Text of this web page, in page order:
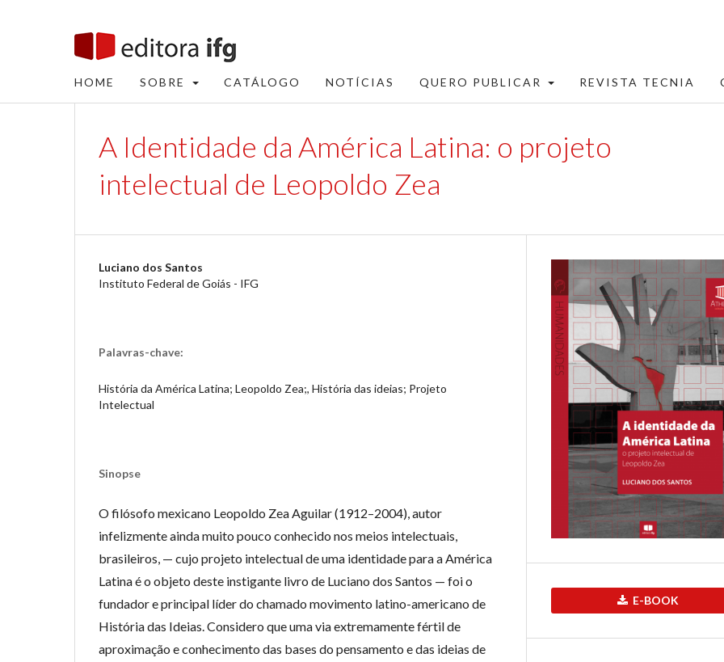
HOME SOBRE CATÁLOGO NOTÍCIAS QUERO PUBLICAR REVISTA TECNIA
A Identidade da América Latina: o projeto
intelectual de Leopoldo Zea
Luciano dos Santos
Instituto Federal de Goiás - IFG
Palavras-chave:
História da América Latina; Leopoldo Zea;, História das ideias; Projeto
Intelectual
Sinopse
O filósofo mexicano Leopoldo Zea Aguilar (1912–2004), autor
infelizmente ainda muito pouco conhecido nos meios intelectuais,
brasileiros, — cujo projeto intelectual de uma identidade para a América
Latina é o objeto deste instigante livro de Luciano dos Santos — foi o
fundador e principal líder do chamado movimento latino-americano de
História das Ideias. Considero que uma via extremamente fértil de
aproximação e conhecimento das bases do pensamento e das ideias de
E-BOOK